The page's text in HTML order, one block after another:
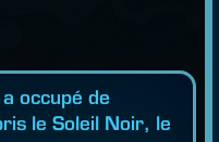
occupé de
le Soleil Noir, le